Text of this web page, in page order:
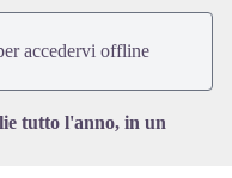
accedervi offline
tutto l'anno, in un